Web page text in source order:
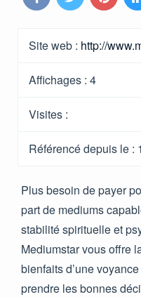
Site web : http://
Affichages : 4
Visites :
Référencé depuis le :
Plus besoin de payer
part de mediums
stabilité spirituelle et
Mediumstar vous offre
bienfaits d’une
prendre les bonnes